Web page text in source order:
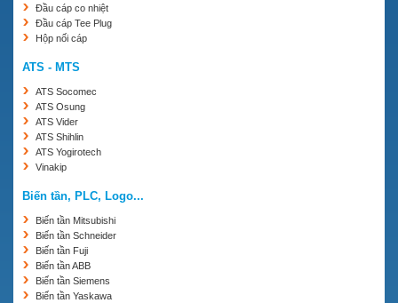
Đầu cáp co nhiệt
Đầu cáp Tee Plug
Hộp nối cáp
ATS - MTS
ATS Socomec
ATS Osung
ATS Vider
ATS Shihlin
ATS Yogirotech
Vinakip
Biến tần, PLC, Logo...
Biến tần Mitsubishi
Biến tần Schneider
Biến tần Fuji
Biến tần ABB
Biến tần Siemens
Biến tần Yaskawa